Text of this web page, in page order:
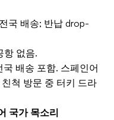
국 배송; 반납 drop-
항 없음.
배송 포함. 스페인어
척 방문 중 터키 드라
국가 목소리